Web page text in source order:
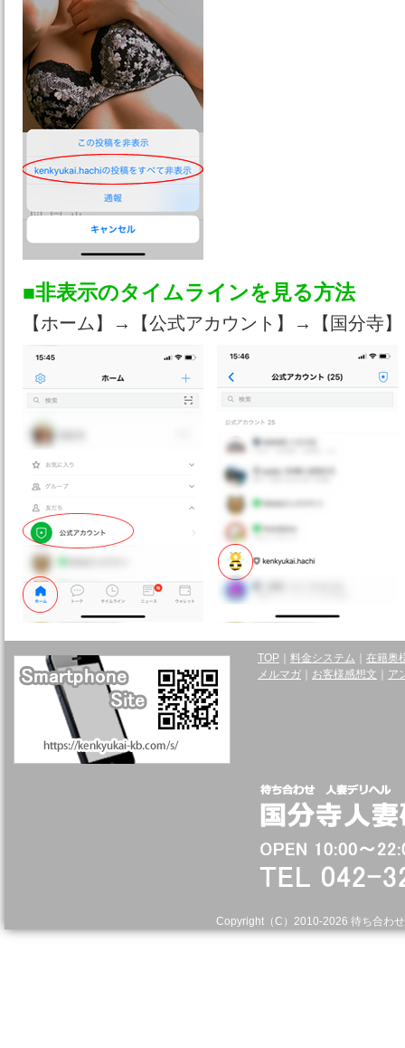
■非表示のタイムラインを見る方法
【ホーム】→【公式アカウント】→【国分寺
TOP 料金システム
在籍奥
メルマガ
お客様感想文 ア
Copyright（C）2010-2026 待ち合わ